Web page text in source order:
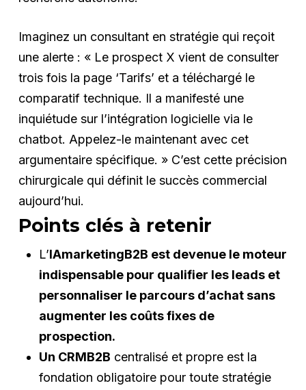
Imaginez un consultant en stratégie qui reçoit
une alerte : « Le prospect X vient de consulter
trois fois la page ‘Tarifs’ et a téléchargé le
comparatif technique. Il a manifesté une
inquiétude sur l’intégration logicielle via le
chatbot. Appelez-le maintenant avec cet
argumentaire spécifique. » C’est cette précision
chirurgicale qui définit le succès commercial
aujourd’hui.
Points clés à retenir
L’IAmarketingB2B est devenue le moteur
indispensable pour qualifier les leads et
personnaliser le parcours d’achat sans
augmenter les coûts fixes de
prospection.
Un CRMB2B centralisé et propre est la
fondation obligatoire pour toute stratégie